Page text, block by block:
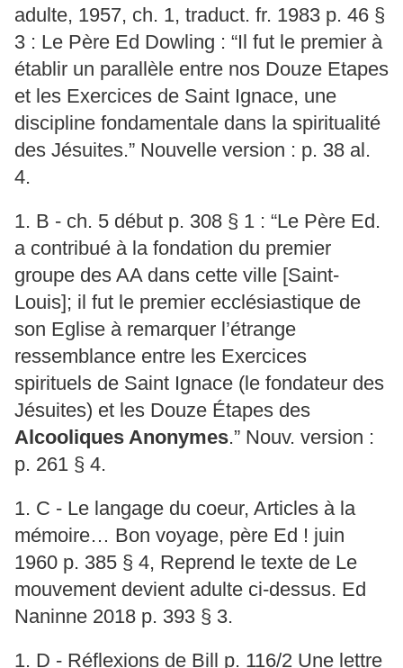
adulte, 1957, ch. 1, traduct. fr. 1983 p. 46 §
3 : Le Père Ed Dowling : “Il fut le premier à
établir un parallèle entre nos Douze Etapes
et les Exercices de Saint Ignace, une
discipline fondamentale dans la spiritualité
des Jésuites.” Nouvelle version : p. 38 al.
4.
1. B - ch. 5 début p. 308 § 1 : “Le Père Ed.
a contribué à la fondation du premier
groupe des AA dans cette ville [Saint-
Louis]; il fut le premier ecclésiastique de
son Eglise à remarquer l’étrange
ressemblance entre les Exercices
spirituels de Saint Ignace (le fondateur des
Jésuites) et les Douze Étapes des
Alcooliques Anonymes.” Nouv. version :
p. 261 § 4.
1. C - Le langage du coeur, Articles à la
mémoire… Bon voyage, père Ed ! juin
1960 p. 385 § 4, Reprend le texte de Le
mouvement devient adulte ci-dessus. Ed
Naninne 2018 p. 393 § 3.
1. D - Réflexions de Bill p. 116/2 Une lettre